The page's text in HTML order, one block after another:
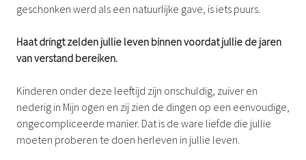
geschonken werd als een natuurlijke gave, is iets puurs.
Haat dringt zelden jullie leven binnen voordat jullie de jaren
van verstand bereiken.
Kinderen onder deze leeftijd zijn onschuldig, zuiver en
nederig in Mijn ogen en zij zien de dingen op een eenvoudige,
ongecompliceerde manier. Dat is de ware liefde die jullie
moeten proberen te doen herleven in jullie leven.